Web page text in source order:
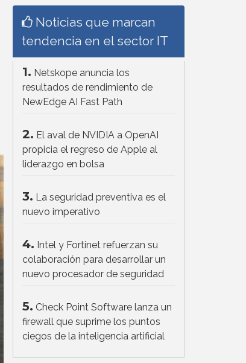
Noticias que marcan
tendencia en el sector IT
1. Netskope anuncia los
resultados de rendimiento de
NewEdge AI Fast Path
2. El aval de NVIDIA a OpenAI
propicia el regreso de Apple al
liderazgo en bolsa
3. La seguridad preventiva es el
nuevo imperativo
4. Intel y Fortinet refuerzan su
colaboración para desarrollar un
nuevo procesador de seguridad
5. Check Point Software lanza un
firewall que suprime los puntos
ciegos de la inteligencia artificial